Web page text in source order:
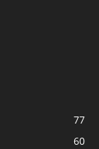
77
60